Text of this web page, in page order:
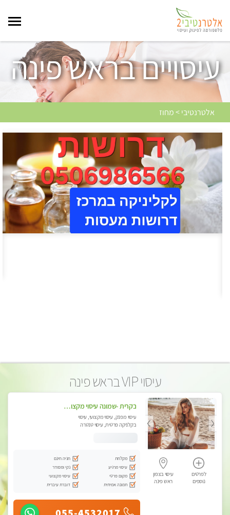
עיסויים בראש פינה
אלטרנטיבי > מחוז
עיסוי VIP בראש פינה
לפרטים
נוספים
עיסוי בצפון
ראש פינה
בקרית -שמונה עיסוי מקצועי מפנק עיסוי עם אבנים חמות. מעסה עם תעודות. טיפול מרגיע ומפנק באווירה נעימה ושקטה
עיסוי מפנק, עיסוי מקצועי, עיסוי
בקלניקה פרטית, עיסוי טנטרה
מקלחת
חניה חינם
עיסוי מרגיע
נקי ומסודר
מקום פרטי
עיסוי מקצועי
תמונה אמיתית
דוברת עיברית